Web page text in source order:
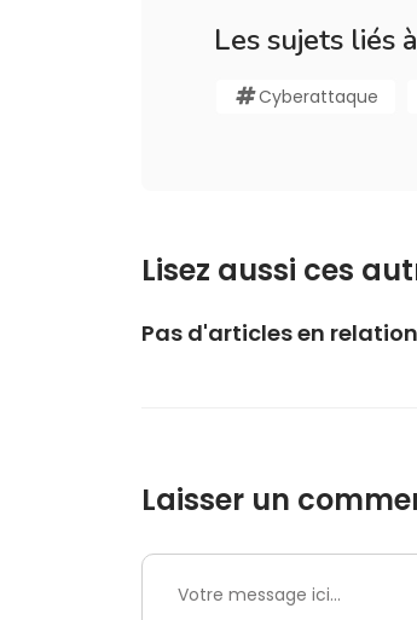
Les sujets liés
Cyberattaque
Lisez aussi ces
Pas d'articles en
Laisser un